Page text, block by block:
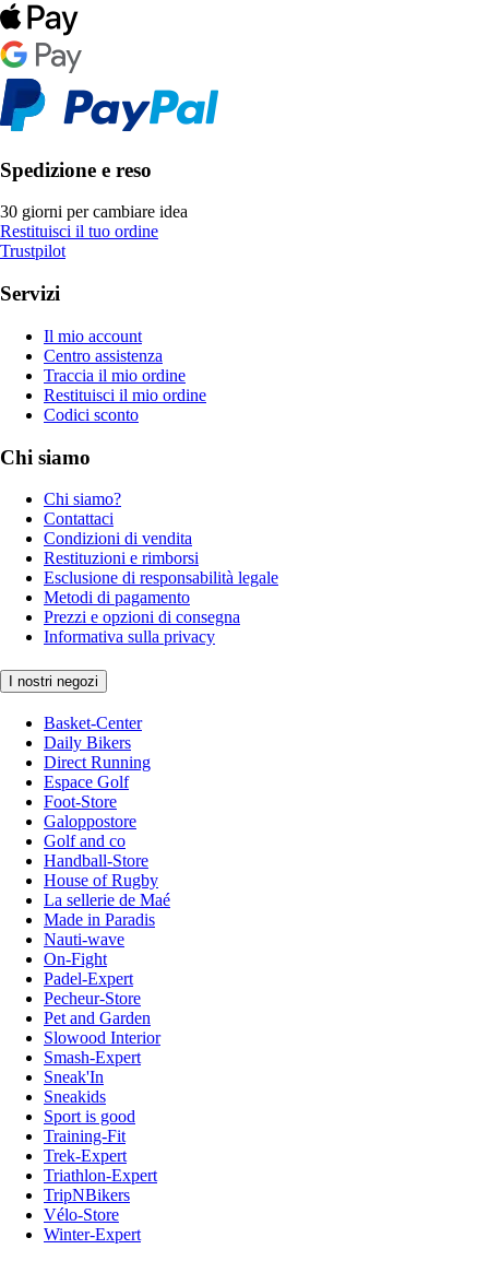
Spedizione e reso
30 giorni per cambiare idea
Restituisci il tuo ordine
Trustpilot
Servizi
Il mio account
Centro assistenza
Traccia il mio ordine
Restituisci il mio ordine
Codici sconto
Chi siamo
Chi siamo?
Contattaci
Condizioni di vendita
Restituzioni e rimborsi
Esclusione di responsabilità legale
Metodi di pagamento
Prezzi e opzioni di consegna
Informativa sulla privacy
I nostri negozi
Basket-Center
Daily Bikers
Direct Running
Espace Golf
Foot-Store
Galoppostore
Golf and co
Handball-Store
House of Rugby
La sellerie de Maé
Made in Paradis
Nauti-wave
On-Fight
Padel-Expert
Pecheur-Store
Pet and Garden
Slowood Interior
Smash-Expert
Sneak'In
Sneakids
Sport is good
Training-Fit
Trek-Expert
Triathlon-Expert
TripNBikers
Vélo-Store
Winter-Expert